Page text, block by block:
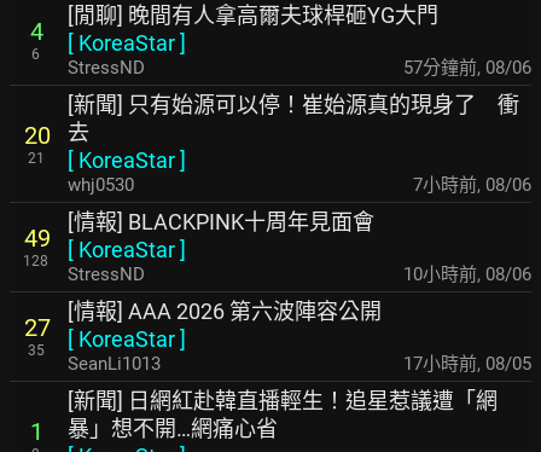
4
6
[閒聊] 晚間有人拿高爾夫球桿砸YG大門
[ KoreaStar]
StressND 57分鐘前, 08/06
20
21
[新聞] 只有始源可以停！崔始源真的現身了 衝
去
[ KoreaStar]
whj0530 7小時前, 08/06
49
128
[情報] BLACKPINK十周年見面會
[ KoreaStar]
StressND 10小時前, 08/06
27
35
[情報] AAA 2026 第六波陣容公開
[ KoreaStar]
SeanLi1013 17小時前, 08/05
1
[新聞] 日網紅赴韓直播輕生！追星惹議遭「網
暴」想不開…網痛心省